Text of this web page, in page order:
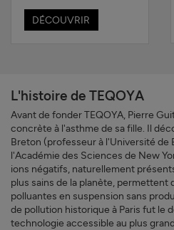
DÉCOUVRIR
L'histoire de TEQOYA
Avant de fonder TEQOYA, Pierre
concrète à l'asthme de sa fille. Il
Breton (professeur à l'Université de
l'Académie des Sciences de New
ions négatifs, naturellement
plus sains de la planète, permettent
polluantes en suspension sans
de pollution historique à Paris fut le
technologie accessible au plus